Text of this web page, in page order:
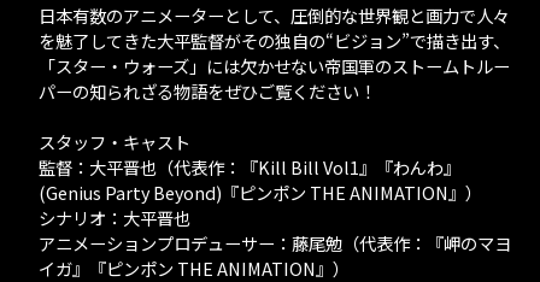
日本有数のアニメーターとして、圧倒的な世界観と画力で人々
を魅了してきた大平監督がその独自の“ビジョン”で描き出す、
「スター・ウォーズ」には欠かせない帝国軍のストームトルー
パーの知られざる物語をぜひご覧ください！
スタッフ・キャスト
監督：大平晋也（代表作：『Kill Bill Vol1』『わんわ』
(Genius Party Beyond)『ピンポン THE ANIMATION』）
シナリオ：大平晋也
アニメーションプロデューサー：藤尾勉（代表作：『岬のマヨ
イガ』『ピンポン THE ANIMATION』）